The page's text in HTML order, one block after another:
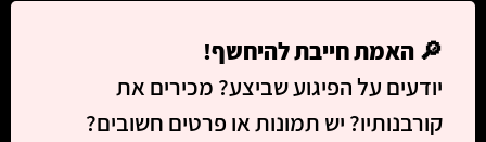
🔎 האמת חייבת להיחשף!
יודעים על הפיגוע שביצע? מכירים את
קורבנותיו? יש תמונות או פרטים חשובים?